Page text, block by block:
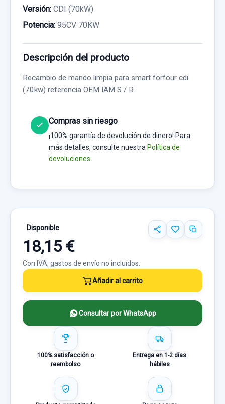
Versión: CDI (70kW)
Potencia: 95CV 70KW
Descripción del producto
Recambio de mando limpia para smart forfour cdi
(70kw) referencia OEM IAM S / R
Compras sin riesgo
¡100% garantía de devolución de dinero! Para
más detalles, consulte nuestra Política de
devoluciones
Disponible
18,15 €
Con IVA, gastos de envío no incluídos.
Añadir al carrito
Consultar por WhatsApp
100% satisfacción o
reembolso
Entrega en 1-2 días
hábiles